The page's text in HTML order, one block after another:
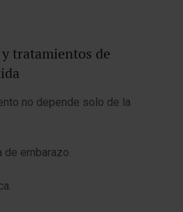
tratamientos de
no depende solo de la
de embarazo.